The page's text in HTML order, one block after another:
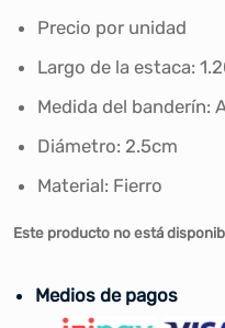
Precio por unidad
Largo de la estaca:
Medida del banderín:
Diámetro: 2.5cm
Material: Fierro
Este producto no está
Medios de pagos